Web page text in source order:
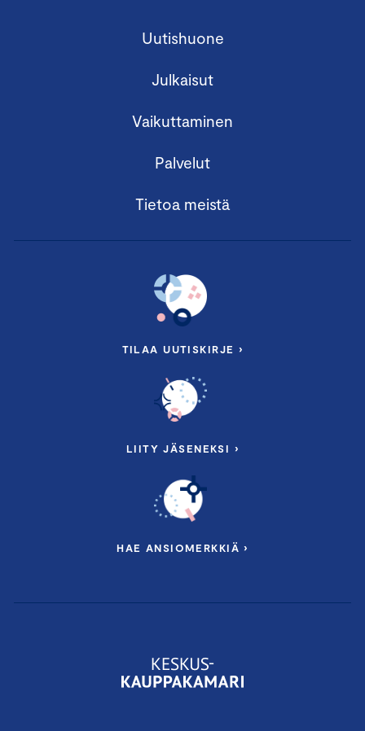
Uutishuone
Julkaisut
Vaikuttaminen
Palvelut
Tietoa meistä
TILAA UUTISKIRJE ›
LIITY JÄSENEKSI ›
HAE ANSIOMERKKIÄ ›